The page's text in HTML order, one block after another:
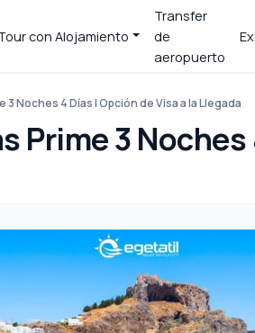
con Alojamiento
Transfer
de
aeropuerto
3 Noches 4 Días | Opción de Visa a la Llegada
Prime 3